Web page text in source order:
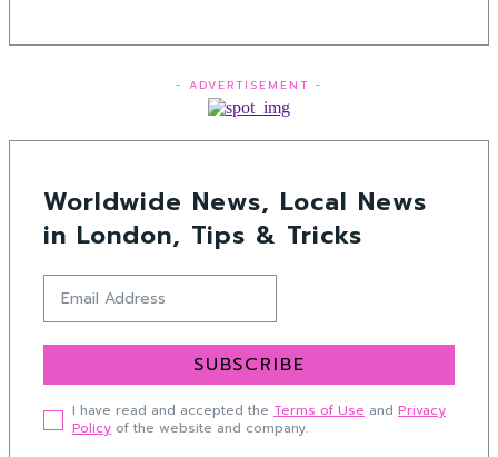
- ADVERTISEMENT -
Worldwide News, Local News
in London, Tips & Tricks
SUBSCRIBE
I have read and accepted the Terms of Use and Privacy
Policy of the website and company.